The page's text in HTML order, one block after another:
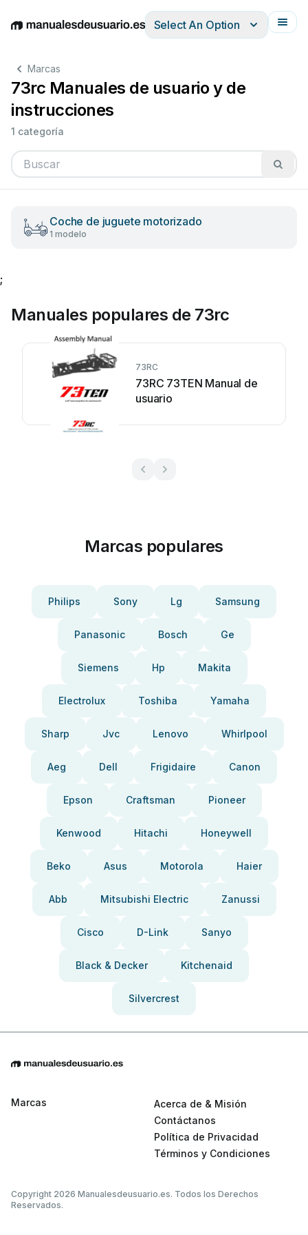
EnglishDeutschEspañolItalianoFrançais
Select An Option
Marcas
73rc Manuales de usuario y de
instrucciones
1 categoría
Coche de juguete motorizado
1 modelo
;
Manuales populares de 73rc
73RC
73RC 73TEN Manual de
usuario
Marcas populares
Philips Sony Lg Samsung
Panasonic Bosch Ge
Siemens Hp Makita
Electrolux Toshiba Yamaha
Sharp Jvc Lenovo Whirlpool
Aeg Dell Frigidaire Canon
Epson Craftsman Pioneer
Kenwood Hitachi Honeywell
Beko Asus Motorola Haier
Abb Mitsubishi Electric Zanussi
Cisco D-Link Sanyo
Black & Decker Kitchenaid
Silvercrest
Marcas
Acerca de & Misión
Contáctanos
Política de Privacidad
Términos y Condiciones
Copyright 2026 Manualesdeusuario.es. Todos los Derechos
Reservados.